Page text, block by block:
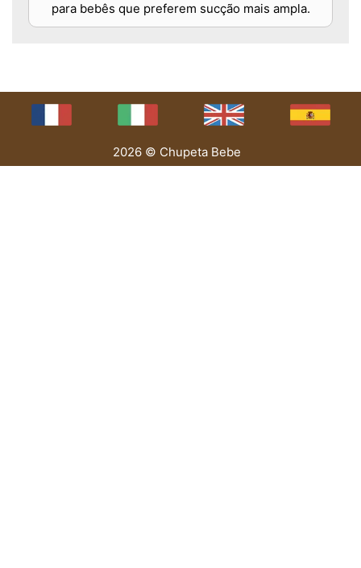
para bebês que preferem sucção mais ampla.
2026 © Chupeta Bebe